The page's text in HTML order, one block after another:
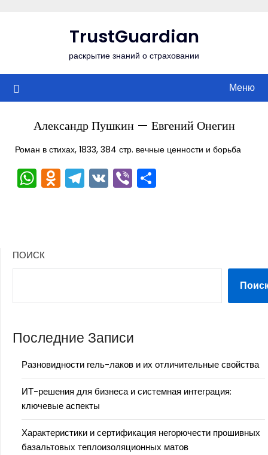
TrustGuardian
раскрытие знаний о страховании
Меню
Александр Пушкин — Евгений Онегин
Роман в стихах, 1833, 384 стр. вечные ценности и борьба
WhatsApp
Odnoklassniki
Telegram
VKViber
ПОИСК
Последние Записи
Разновидности гель-лаков и их отличительные свойства
ИТ-решения для бизнеса и системная интеграция:
ключевые аспекты
Характеристики и сертификация негорючести прошивных
базальтовых теплоизоляционных матов